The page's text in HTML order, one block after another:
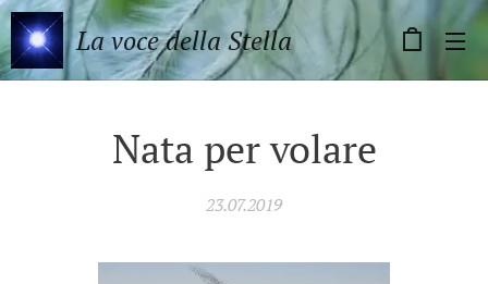
La voce della Stella
Nata per volare
23.07.2019